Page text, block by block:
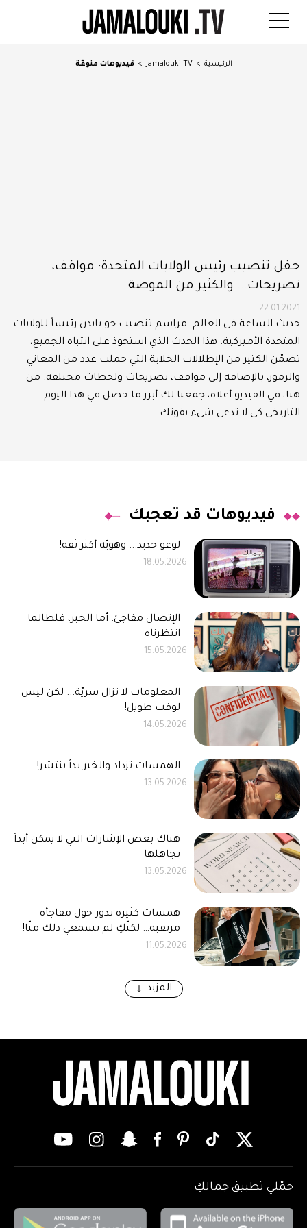
الرئيسية >
Jamalouki.TV
> فيديوهات منوعّة
حفل تنصيب رئيس الولايات المتحدة: مواقف،
تصريحات... والكثير من الموضة
22.01.2021
حديث الساعة في العالم: مراسم تنصيب جو بايدن رئيساً للولايات
المتحدة الأميركية. هذا الحدث الذي استحوذ على انتباه الجميع،
تضمّن الكثير من الإطلالات الخلابة التي حملت عدد من المعاني
والرموز، بالإضافة إلى مواقف، تصريحات ولحظات مختلفة. من
هنا، في الفيديو أعلاه، جمعنا لك أبرز ما حصل في هذا اليوم
التاريخي كي لا تدعي شيء يفوتك.
فيديوهات قد تعجبك
لوغو جديد... وهويّة أكثر ثقة!
18.05.2026
الإتصال مفاجئ. أما الخبر، فلطالما
انتظرناه
15.05.2026
المعلومات لا تزال سريّة... لكن ليس
لوقت طويل!
14.05.2026
الهمسات تزداد والخبر بدأ ينتشر!
13.05.2026
هناك بعض الإشارات التي لا يمكن أبداً
تجاهلها
13.05.2026
همسات كثيرة تدور حول مفاجأة
مرتقبة… لكنّكِ لم تسمعي ذلك منّا!
11.05.2026
المزيد
حمّلي تطبيق جمالكِ